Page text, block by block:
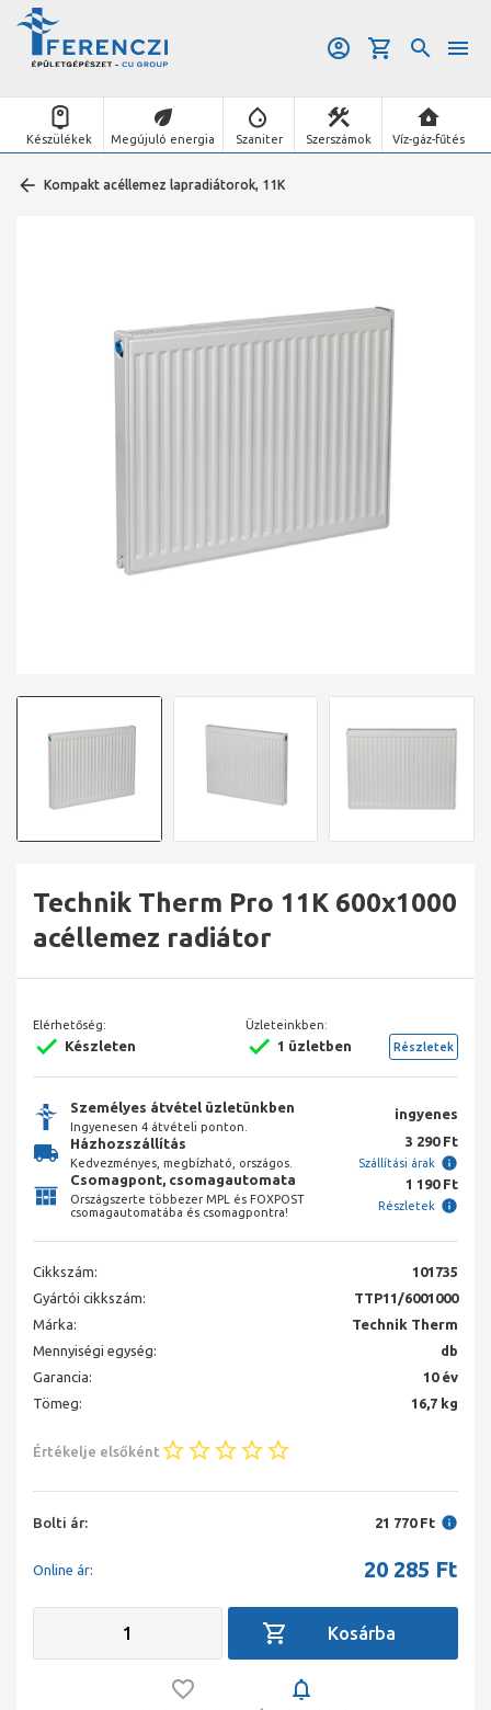
Készülékek Megújuló energia Szaniter Szerszámok Víz-gáz-fűtés
Kompakt acéllemez lapradiátorok, 11K
Technik Therm Pro 11K 600x1000
acéllemez radiátor
Elérhetőség:
Készleten
Üzleteinkben:
1 üzletben Részletek
Személyes átvétel üzletünkben
Ingyenesen 4 átvételi ponton.
ingyenes
Házhozszállítás
Kedvezményes, megbízható, országos.
3 290 Ft
Szállítási árak
Csomagpont, csomagautomata
Országszerte többezer MPL és FOXPOST
csomagautomatába és csomagpontra!
1 190 Ft
Részletek
Cikkszám:
101735
Gyártói cikkszám:
TTP11/6001000
Márka:
Technik Therm
Mennyiségi egység:
db
Garancia:
10 év
Tömeg:
16,7 kg
Értékelje elsőként
Bolti ár: 21 770 Ft
Online ár: 20 285 Ft